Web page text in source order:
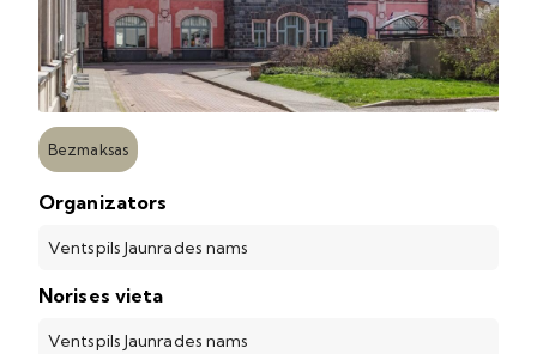
Bezmaksas
Organizators
Ventspils Jaunrades nams
Norises vieta
Ventspils Jaunrades nams